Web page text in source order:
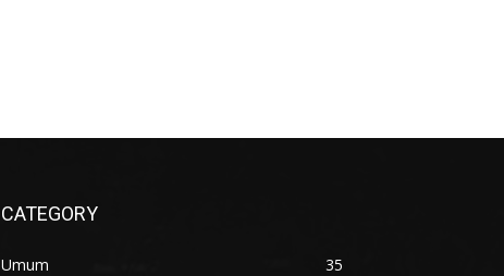
CATEGORY
Umum 35